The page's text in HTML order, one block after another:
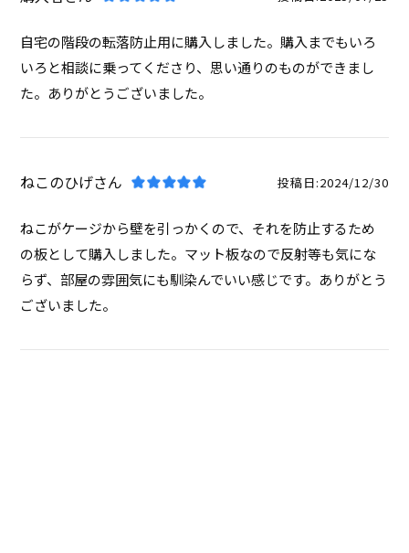
自宅の階段の転落防止用に購入しました。購入までもいろ
いろと相談に乗ってくださり、思い通りのものができまし
た。ありがとうございました。
ねこのひげ 投稿日 2024/12/30
ねこがケージから壁を引っかくので、それを防止するため
の板として購入しました。マット板なので反射等も気にな
らず、部屋の雰囲気にも馴染んでいい感じです。ありがとう
ございました。